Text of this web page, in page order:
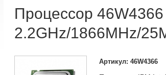
Процессор
2.2GHz/1866MHz/
Артикул: 46W4366